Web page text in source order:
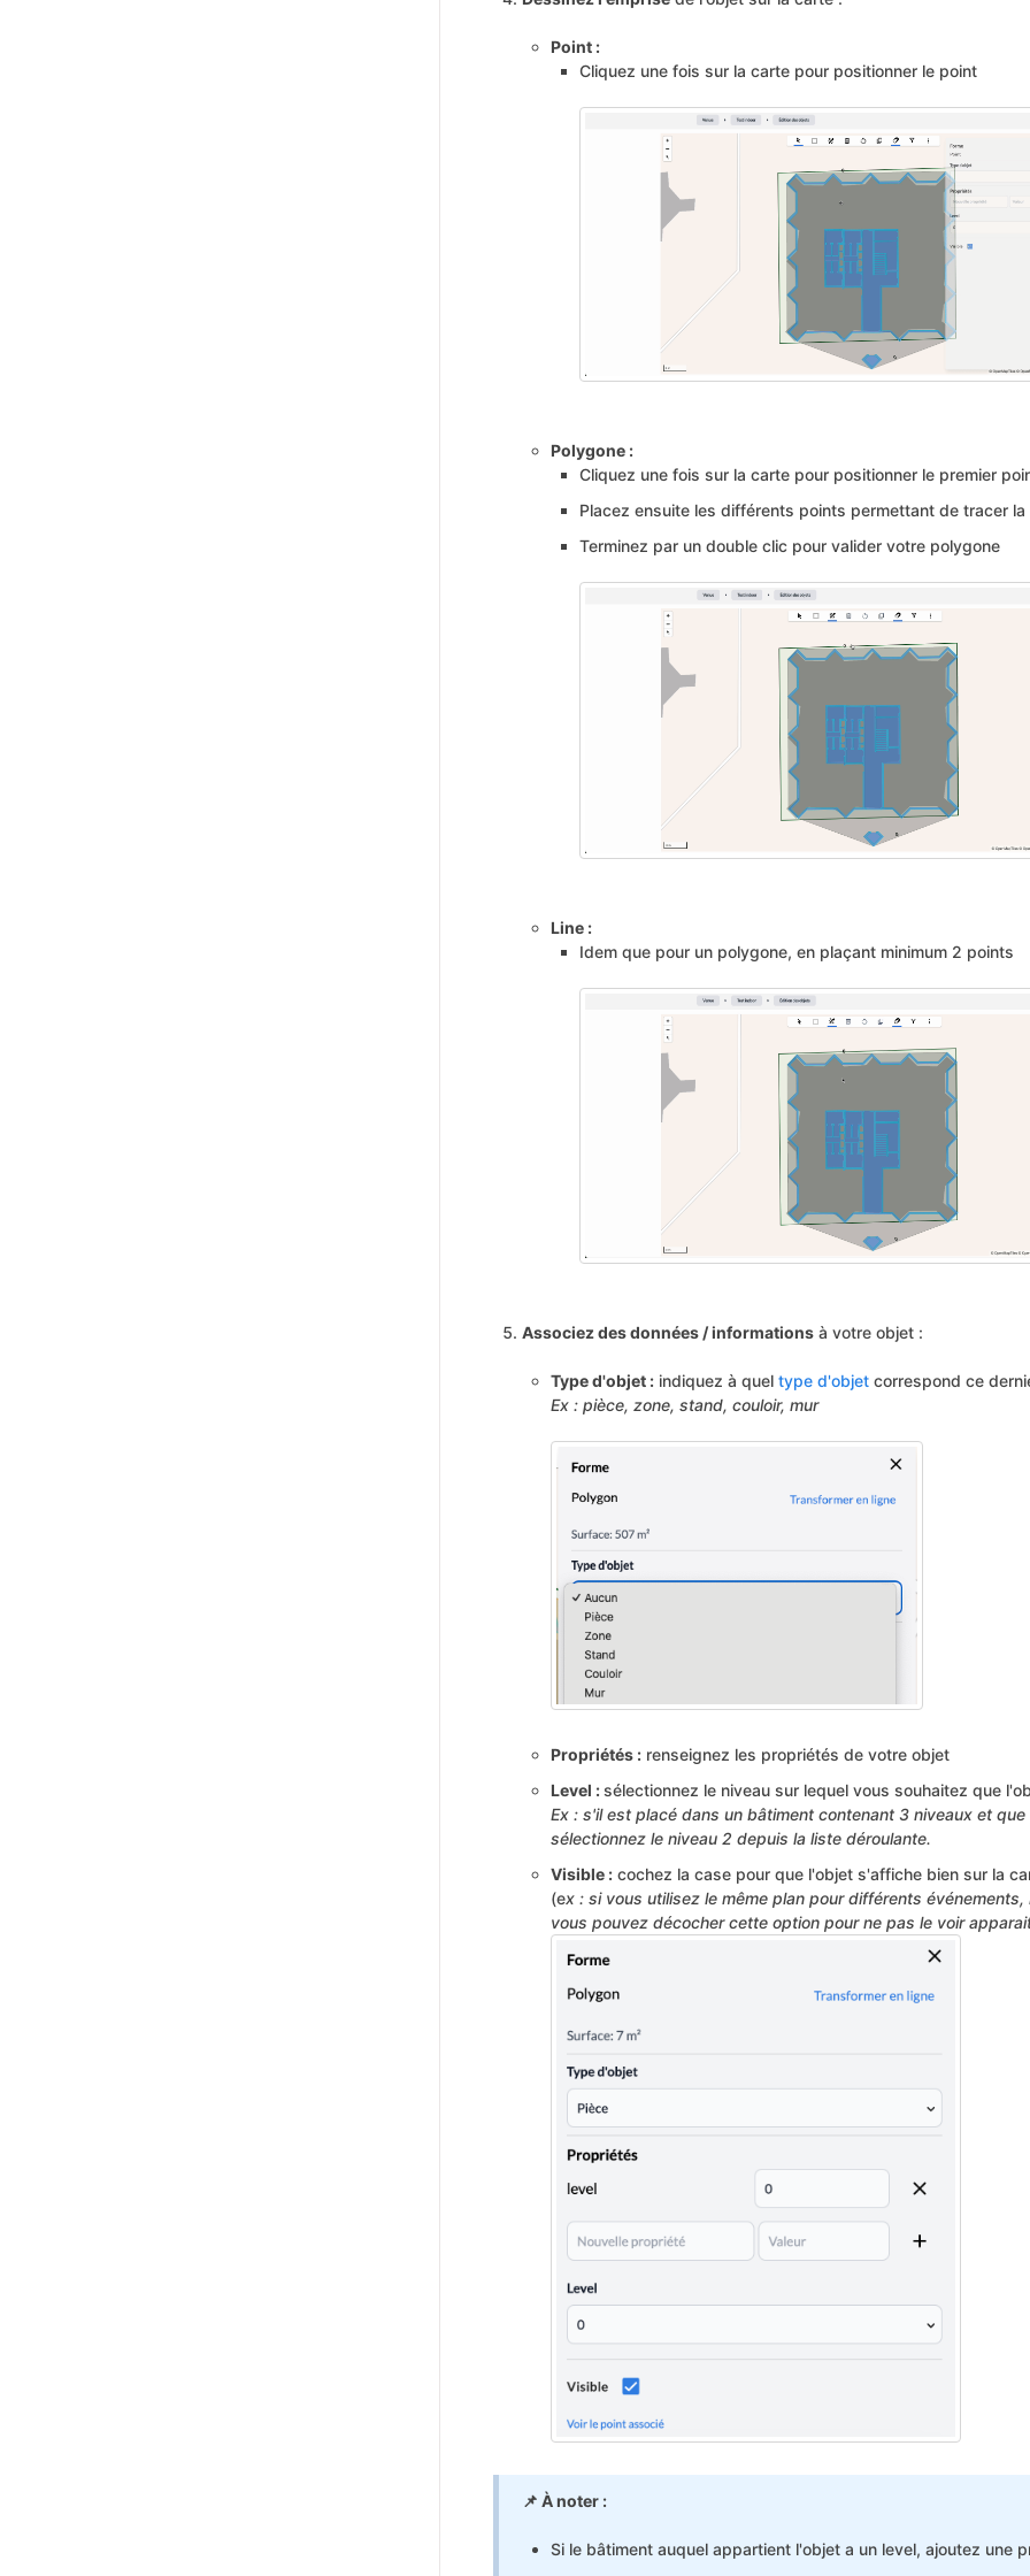
Point :
Cliquez une fois sur la carte pour positionner le point
Polygone :
Cliquez une fois sur la carte pour positionner le premier
Placez ensuite les différents points permettant de tracer
Terminez par un double clic pour valider votre polygone
Line :
Idem que pour un polygone, en plaçant minimum 2 points
Associez des données / informations à votre objet :
Type d'objet : indiquez à queltype d'objet correspond ce
Ex : pièce, zone, stand, couloir, mur
Propriétés : renseignez les propriétés de votre objet
Level :sélectionnez le niveau sur lequel vous souhaitez que
Ex : s'il est placé dans un bâtiment contenant 3 niveaux et
sélectionnez le niveau 2 depuis la liste déroulante.
Visible : cochez la case pour que l'objet s'affiche bien sur la
(ex : si vous utilisez le même plan pour différents
vous pouvez décocher cette option pour ne pas le voir
📌 À noter :
Si le bâtiment auquel appartient l'objet a un level, ajoutez une